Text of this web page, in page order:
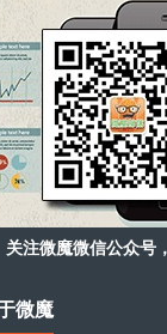
关注微魔微信公众号
微魔